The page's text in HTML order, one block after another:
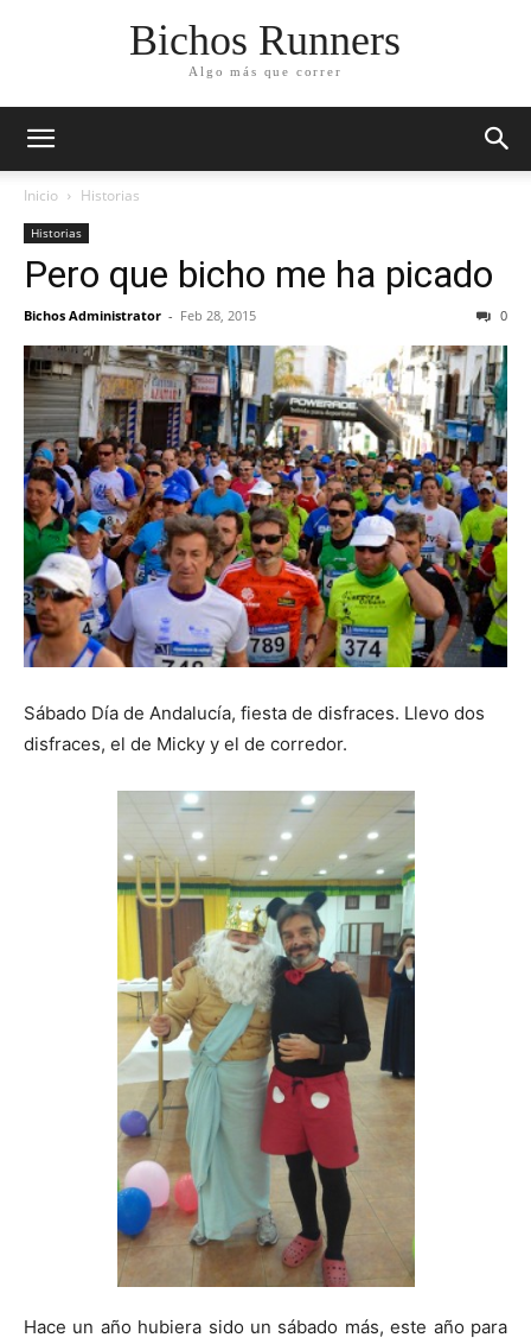
Bichos Runners
Algo más que correr
Inicio Historias
Historias
Pero que bicho me ha picado
Bichos Administrator - Feb 28, 2015 0
Sábado Día de Andalucía, fiesta de disfraces. Llevo dos
disfraces, el de Micky y el de corredor.
Hace un año hubiera sido un sábado más, este año para